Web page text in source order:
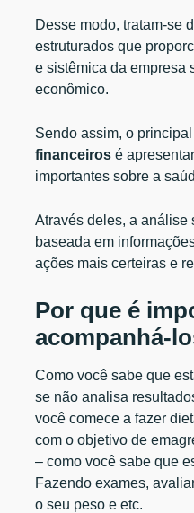
Desse modo, tratam-se
estruturados que
e sistêmica da empresa
econômico.
Sendo assim, o
financeiros é
importantes sobre a
Através deles, a análise
baseada em
ações mais certeiras e
Por que é
acompanhá-
Como você sabe que
se não analisa
você comece a fazer
com o objetivo de
– como você sabe que
Fazendo exames,
o seu peso e etc.